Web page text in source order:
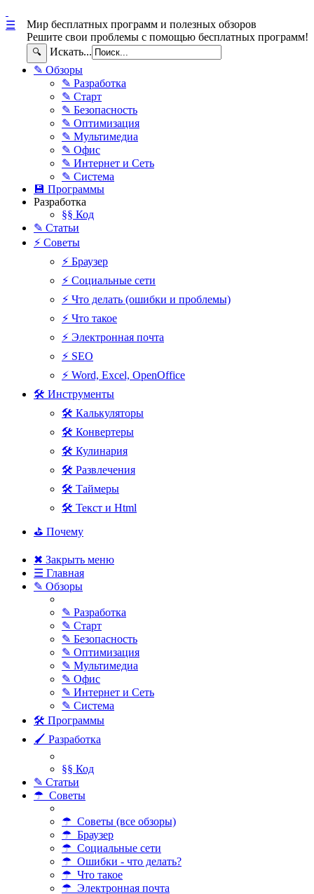
Мир бесплатных программ и полезных обзоров
Решите свои проблемы с помощью бесплатных программ!
🔍 Искать...
☰
✎ Обзоры
✎ Разработка
✎ Старт
✎ Безопасность
✎ Оптимизация
✎ Мультимедиа
✎ Офис
✎ Интернет и Сеть
✎ Система
💾 Программы
Разработка
§§ Код
✎ Статьи
⚡ Советы
⚡ Браузер
⚡ Социальные сети
⚡ Что делать (ошибки и проблемы)
⚡ Что такое
⚡ Электронная почта
⚡ SEO
⚡ Word, Excel, OpenOffice
🛠 Инструменты
🛠 Калькуляторы
🛠 Конвертеры
🛠 Кулинария
🛠 Развлечения
🛠 Таймеры
🛠 Текст и Html
⛳ Почему
✖ Закрыть меню
☰ Главная
✎ Обзоры
✎ Разработка
✎ Старт
✎ Безопасность
✎ Оптимизация
✎ Мультимедиа
✎ Офис
✎ Интернет и Сеть
✎ Система
🛠 Программы
🖌 Разработка
§§ Код
✎ Статьи
☂ Советы
☂ Советы (все обзоры)
☂ Браузер
☂ Социальные сети
☂ Ошибки - что делать?
☂ Что такое
☂ Электронная почта